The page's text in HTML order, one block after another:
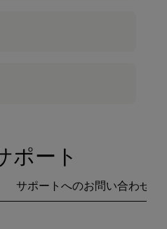
ポート
サポートへのお問い合わせ